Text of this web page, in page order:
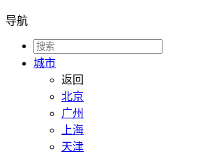
导航
城市
返回
北京
广州
上海
天津